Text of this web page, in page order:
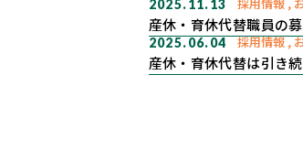
2025.11.13
産休・育休代替職員の
2025.06.04 採用情報
産休・育休代替は引き